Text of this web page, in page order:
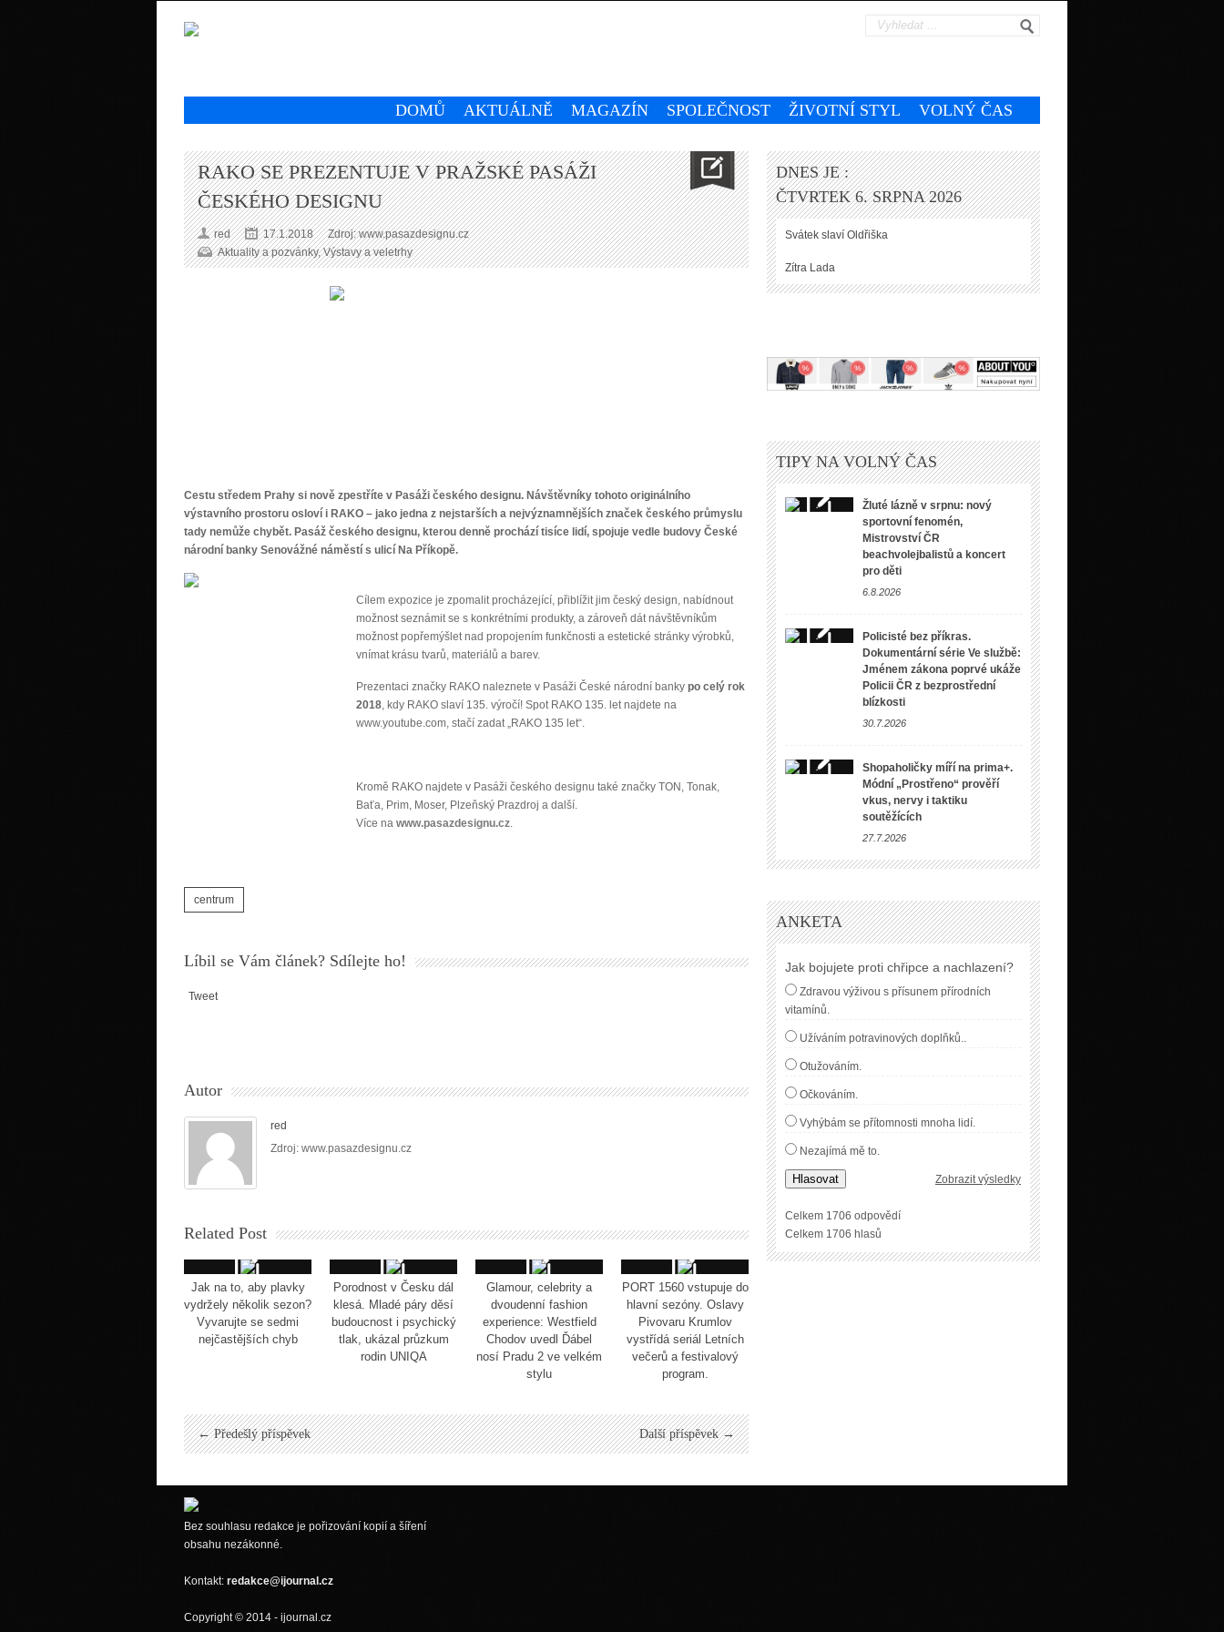
DOMŮ AKTUÁLNĚ MAGAZÍN SPOLEČNOST ŽIVOTNÍ STYL VOLNÝ ČAS
RAKO SE PREZENTUJE V PRAŽSKÉ PASÁŽI
ČESKÉHO DESIGNU
red Zdroj: www.pasazdesignu.cz
17.1.2018
Aktuality a pozvánky,Výstavy a veletrhy
Cestu středem Prahy si nově zpestříte v Pasáži českého designu. Návštěvníky tohoto originálního
výstavního prostoru osloví i RAKO – jako jedna z nejstarších a nejvýznamnějších značek českého průmyslu
tady nemůže chybět. Pasáž českého designu, kterou denně prochází tisíce lidí, spojuje vedle budovy České
národní banky Senovážné náměstí s ulicí Na Příkopě.
Cílem expozice je zpomalit procházející, přiblížit jim český design, nabídnout
možnost seznámit se s konkrétními produkty, a zároveň dát návštěvníkům
možnost popřemýšlet nad propojením funkčnosti a estetické stránky výrobků,
vnímat krásu tvarů, materiálů a barev.
Prezentaci značky RAKO naleznete v Pasáži České národní banky po celý rok
2018, kdy RAKO slaví 135. výročí! Spot RAKO 135. let najdete na
www.youtube.com, stačí zadat „RAKO 135 let“.
Kromě RAKO najdete v Pasáži českého designu také značky TON, Tonak,
Baťa, Prim, Moser, Plzeňský Prazdroj a další.
Více na www.pasazdesignu.cz.
centrum
Líbil se Vám článek? Sdílejte ho!
Tweet
Autor
red
Zdroj: www.pasazdesignu.cz
Related Post
Jak na to, aby plavky
vydržely několik sezon?
Vyvarujte se sedmi
nejčastějších chyb
Porodnost v Česku dál
klesá. Mladé páry děsí
budoucnost i psychický
tlak, ukázal průzkum
rodin UNIQA
Glamour, celebrity a
dvoudenní fashion
experience: Westfield
Chodov uvedl Ďábel
nosí Pradu 2 ve velkém
stylu
PORT 1560 vstupuje do
hlavní sezóny. Oslavy
Pivovaru Krumlov
vystřídá seriál Letních
večerů a festivalový
program.
← Předešlý příspěvek Další příspěvek →
DNES JE :
ČTVRTEK 6. SRPNA 2026
Svátek slaví Oldřiška
Zítra Lada
TIPY NA VOLNÝ ČAS
Žluté lázně v srpnu: nový
sportovní fenomén,
Mistrovství ČR
beachvolejbalistů a koncert
pro děti
6.8.2026
Policisté bez příkras.
Dokumentární série Ve službě:
Jménem zákona poprvé ukáže
Policii ČR z bezprostřední
blízkosti
30.7.2026
Shopaholičky míří na prima+.
Módní „Prostřeno“ prověří
vkus, nervy i taktiku
soutěžících
27.7.2026
ANKETA
Jak bojujete proti chřipce a nachlazení?
Zdravou výživou s přísunem přírodních
vitamínů.
Užíváním potravinových doplňků..
Otužováním.
Očkováním.
Vyhýbám se přítomnosti mnoha lidí.
Nezajímá mě to.
Hlasovat Zobrazit výsledky
Celkem 1706 odpovědí
Celkem 1706 hlasů
Bez souhlasu redakce je pořizování kopií a šíření
obsahu nezákonné.
Kontakt: redakce@ijournal.cz
Copyright © 2014 - ijournal.cz